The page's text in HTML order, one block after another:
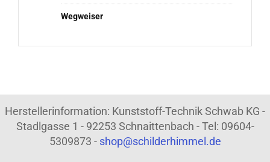
Wegweiser
Herstellerinformation: Kunststoff-Technik Schwab KG -
Stadlgasse 1 - 92253 Schnaittenbach - Tel: 09604-
5309873 - shop@schilderhimmel.de